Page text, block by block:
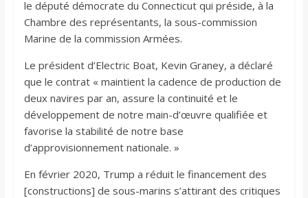
le député démocrate du Connecticut qui préside, à la
Chambre des représentants, la sous-commission
Marine de la commission Armées.
Le président d’Electric Boat, Kevin Graney, a déclaré
que le contrat « maintient la cadence de production de
deux navires par an, assure la continuité et le
développement de notre main-d’œuvre qualifiée et
favorise la stabilité de notre base
d’approvisionnement nationale. »
En février 2020, Trump a réduit le financement des
[constructions] de sous-marins s’attirant des critiques